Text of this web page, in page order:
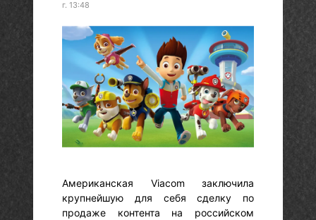
г. 13:48
Американская Viacom заключила
крупнейшую для себя сделку по
продаже контента на российском